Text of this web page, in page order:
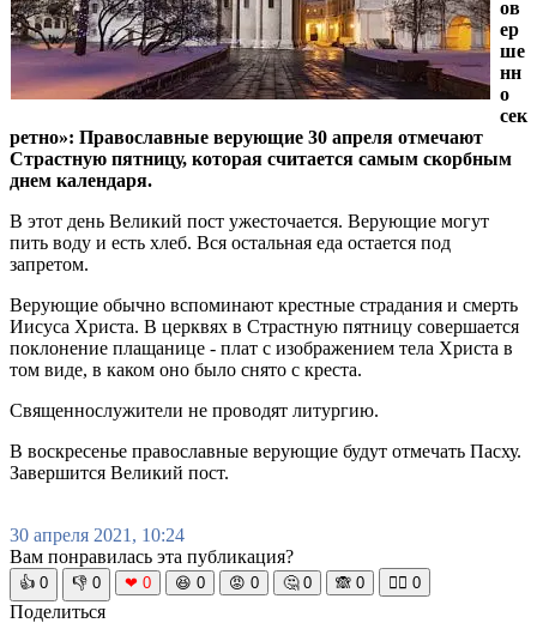
ов
ер
ше
нн
о
сек
ретно»: Православные верующие 30 апреля отмечают
Страстную пятницу, которая считается самым скорбным
днем календаря.
В этот день Великий пост ужесточается. Верующие могут
пить воду и есть хлеб. Вся остальная еда остается под
запретом.
Верующие обычно вспоминают крестные страдания и смерть
Иисуса Христа. В церквях в Страстную пятницу совершается
поклонение плащанице - плат с изображением тела Христа в
том виде, в каком оно было снято с креста.
Священнослужители не проводят литургию.
В воскресенье православные верующие будут отмечать Пасху.
Завершится Великий пост.
30 апреля 2021, 10:24
Вам понравилась эта публикация?
👍 0 👎 0 ❤ 0 😆 0 😡 0 🤔 0 🙈 0 🧘‍♀️ 0
Поделиться